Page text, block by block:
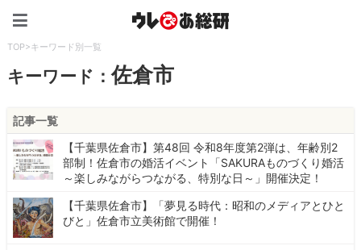
TOP>キーワード別一覧
キーワード：佐倉市
記事一覧
【千葉県佐倉市】第48回 令和8年度第2弾は、年齢別2
部制！佐倉市の婚活イベント「SAKURAものづくり婚活
～楽しみながらつながる、特別な日～」開催決定！
【千葉県佐倉市】「夢見る時代：昭和のメディアとひと
びと」佐倉市立美術館で開催！